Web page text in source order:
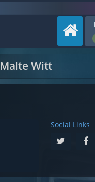
Malte Witt
Social Links